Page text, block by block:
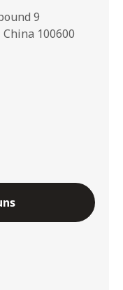
9
100600